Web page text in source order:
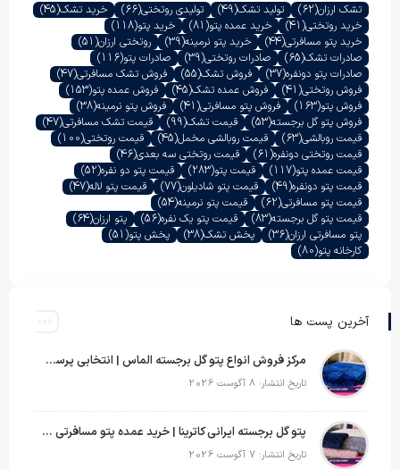
تشک ارزان(62) تولید تشک(49) تولیدی روتختی(66) خرید تشک(45)
خرید روتختی(41) خرید عمده پتو(81) خرید پتو(118)
خرید پتو مسافرتی(44) خرید پتو نرمینه(39) روتختی ارزان(51)
صادرات تشک(65) صادرات روتختی(39) صادرات پتو(116)
صادرات پتو دونفره(37) فروش تشک(55) فروش تشک مسافرتی(47)
فروش روتختی(41) فروش عمده تشک(45) فروش عمده پتو(153)
فروش پتو(163) فروش پتو مسافرتی(41) فروش پتو نرمینه(38)
فروش پتو گل برجسته(53) قیمت تشک(99) قیمت تشک مسافرتی(47)
قیمت روبالشی(63) قیمت روبالشی مخمل(45) قیمت روتختی(100)
قیمت روتختی دونفره(61) قیمت روتختی سه بعدی(46)
قیمت عمده پتو(117) قیمت پتو(283) قیمت پتو دو نفره(52)
قیمت پتو دونفره(49) قیمت پتو شادیلون(77) قیمت پتو لاله(47)
قیمت پتو مسافرتی(62) قیمت پتو نرمینه(54)
قیمت پتو گل برجسته(83) قیمت پتو یک نفره(56) پتو ارزان(64)
پتو مسافرتی ارزان(36) پخش تشک(38) پخش پتو(51)
کارخانه پتو(80)
آخرین پست ها
مرکز فروش انواع پتو گل برجسته الماس | انتخابی پرسود برای عمده‌فروشان
تاریخ انتشار: 8 آگوست 2026
پتو گل برجسته ایرانی کاترینا | خرید عمده پتو مسافرتی با قیمت تولیدی
تاریخ انتشار: 7 آگوست 2026